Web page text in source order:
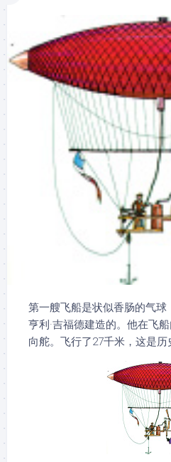
第一艘飞船是状似香肠的气
亨利·吉福德建造的。他在飞
向舵。飞行了27千米，这是历